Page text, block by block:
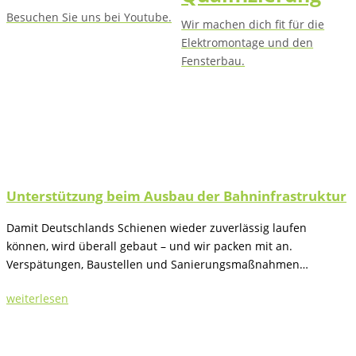
Besuchen Sie uns bei Youtube.
Wir machen dich fit für die
Elektromontage und den
Fensterbau.
Unterstützung beim Ausbau der Bahninfrastruktur
Damit Deutschlands Schienen wieder zuverlässig laufen
können, wird überall gebaut – und wir packen mit an.
Verspätungen, Baustellen und Sanierungsmaßnahmen…
weiterlesen